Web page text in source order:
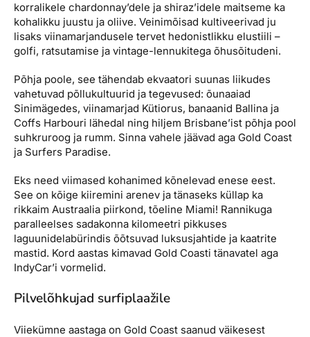
korralikele chardonnay’dele ja shiraz’idele maitseme ka
kohalikku juustu ja oliive. Veinimõisad kultiveerivad ju
lisaks viinamarjandusele tervet hedonistlikku elustiili –
golfi, ratsutamise ja vintage-lennukitega õhusõitudeni.
Põhja poole, see tähendab ekvaatori suunas liikudes
vahetuvad põllukultuurid ja tegevused: õunaaiad
Sinimägedes, viinamarjad Kütiorus, banaanid Ballina ja
Coffs Harbouri lähedal ning hiljem Brisbane’ist põhja pool
suhkruroog ja rumm. Sinna vahele jäävad aga Gold Coast
ja Surfers Paradise.
Eks need viimased kohanimed kõnelevad enese eest.
See on kõige kiiremini arenev ja tänaseks küllap ka
rikkaim Austraalia piirkond, tõeline Miami! Rannikuga
paralleelses sadakonna kilomeetri pikkuses
laguunidelabürindis õõtsuvad luksusjahtide ja kaatrite
mastid. Kord aastas kimavad Gold Coasti tänavatel aga
IndyCar’i vormelid.
Pilvelõhkujad surfiplaažile
Viiekümne aastaga on Gold Coast saanud väikesest